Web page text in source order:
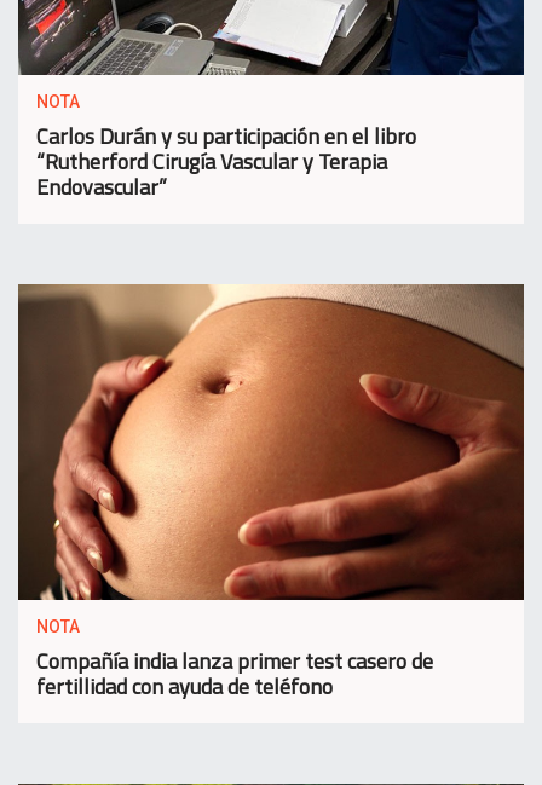
NOTA
Carlos Durán y su participación en el libro
“Rutherford Cirugía Vascular y Terapia
Endovascular”
NOTA
Compañía india lanza primer test casero de
fertillidad con ayuda de teléfono